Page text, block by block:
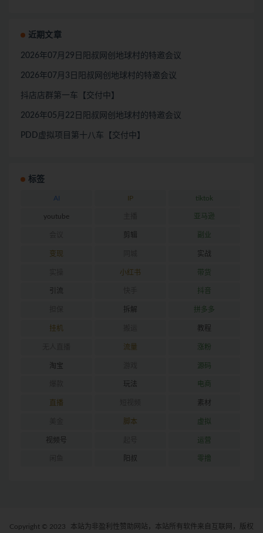
近期文章
2026年07月29日阳叔网创地球村的特邀会议
2026年07月3日阳叔网创地球村的特邀会议
抖店店群第一车【交付中】
2026年05月22日阳叔网创地球村的特邀会议
PDD虚拟项目第十八车【交付中】
标签
AI IP tiktok
youtube 亚马逊
剪辑 副业
变现 实战
小红书 带货
引流 抖音
拆解 拼多多
挂机 教程
流量 涨粉
淘宝 源码
玩法 电商
直播 素材
脚本 虚拟
视频号 运营
阳叔 零撸
Copyright © 2023 本站为非盈利性赞助网站，本站所有软件来自互联网，版权